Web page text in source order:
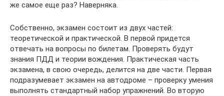
же самое еще раз? Наверняка.
Собственно, экзамен состоит из двух частей:
теоретической и практической. В первой придется
отвечать на вопросы по билетам. Проверять будут
знания ПДД и теории вождения. Практическая часть
экзамена, в свою очередь, делится на две части. Первая
подразумевает экзамен на автодроме – проверку умения
выполнять стандартный набор упражнений. Во вторую